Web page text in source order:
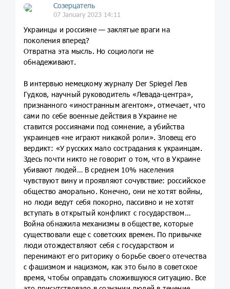
Созерцатель
07 January 2023 14:11
Украинцы и россияне — заклятые враги на
поколения вперед?
Отвратна эта мысль. Но социологи не
обнадеживают.
В интервью немецкому журналу Der Spiegel Лев
Гудков, научный руководитель «Левада-центра»,
признанного «иностранным агентом», отмечает, что
сами по себе военные действия в Украине не
ставится россиянами под сомнение, а убийства
украинцев «не играют никакой роли». Зловещ его
вердикт: «У русских мало сострадания к украинцам.
Здесь почти никто не говорит о том, что в Украине
убивают людей… В среднем 10% населения
чувствуют вину и проявляют сочувствие: российское
общество аморально. Конечно, они не хотят войны,
но люди ведут себя покорно, пассивно и не хотят
вступать в открытый конфликт с государством…
Война обнажила механизмы в обществе, которые
существовали еще с советских времен. По привычке
люди отождествляют себя с государством и
перенимают его риторику о борьбе своего отечества
с фашизмом и нацизмом, как это было в советское
время, чтобы оправдать сложившуюся ситуацию. Все